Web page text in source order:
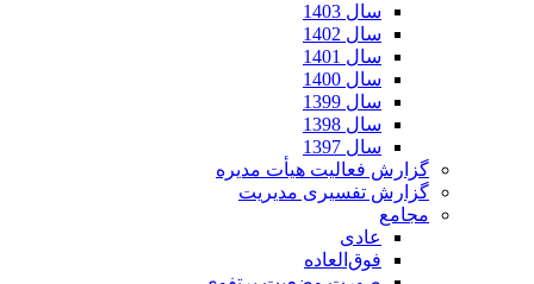
سال 1403
سال 1402
سال 1401
سال 1400
سال 1399
سال 1398
سال 1397
گزارش فعالیت هیأت مدیره
گزارش تفسیری مدیریت
مجامع
عادی
فوق‌العاده